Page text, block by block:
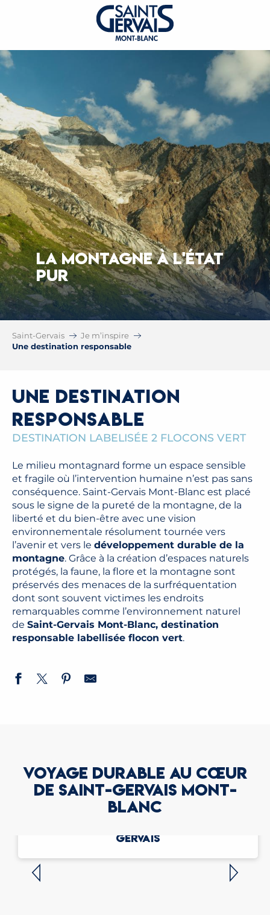
LA MONTAGNE À L'ÉTAT
PUR
Saint-Gervais
Je m’inspire
Une destination responsable
Une destination
responsable
DESTINATION LABELISÉE 2 FLOCONS VERT
Le milieu montagnard forme un espace sensible
et fragile où l’intervention humaine n’est pas sans
conséquence. Saint-Gervais Mont-Blanc est placé
sous le signe de la pureté de la montagne, de la
liberté et du bien-être avec une vision
environnementale résolument tournée vers
l’avenir et vers le développement durable de la
montagne. Grâce à la création d’espaces naturels
protégés, la faune, la flore et la montagne sont
préservés des menaces de la surfréquentation
dont sont souvent victimes les endroits
remarquables comme l’environnement naturel
de Saint-Gervais Mont-Blanc, destination
responsable labellisée flocon vert.
VOYAGE DURABLE AU CŒUR
DE SAINT-GERVAIS MONT-
BLANC
GERVAIS